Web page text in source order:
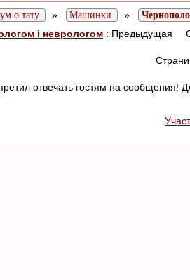
о тату » Машинки »
і неврологом : Предыдущая
отвечать гостям на сообщения!